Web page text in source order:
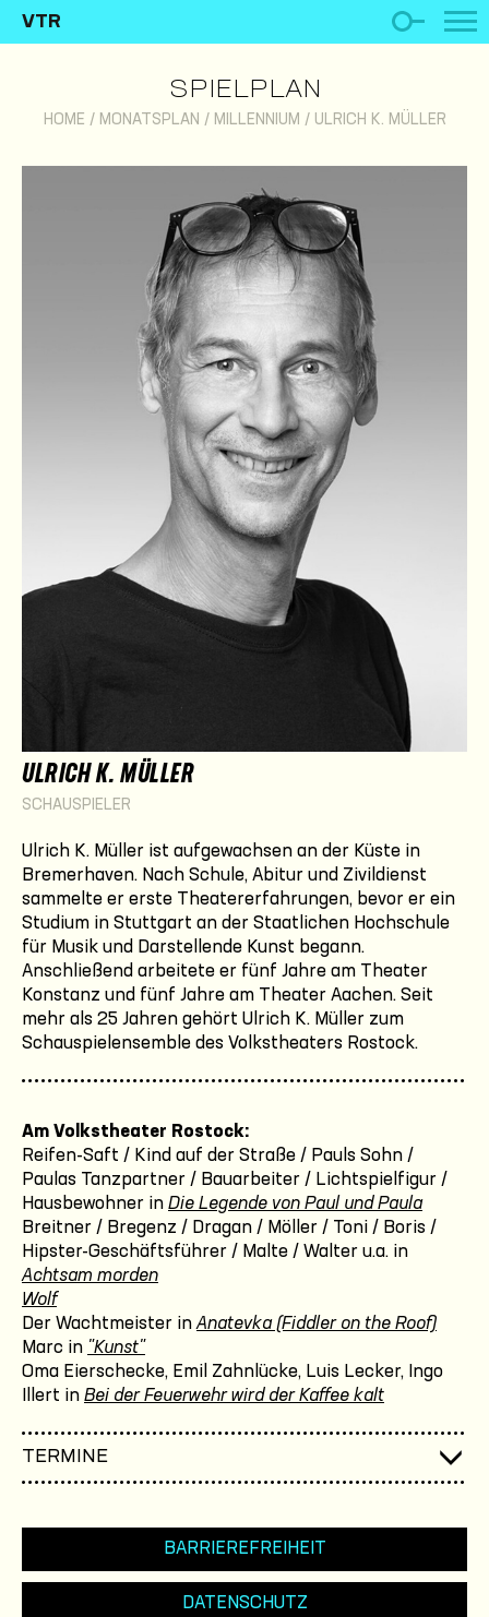
VTR
SPIELPLAN
HOME / MONATSPLAN / MILLENNIUM / ULRICH K. MÜLLER
ULRICH K. MÜLLER
SCHAUSPIELER
Ulrich K. Müller ist aufgewachsen an der Küste in
Bremerhaven. Nach Schule, Abitur und Zivildienst
sammelte er erste Theatererfahrungen, bevor er ein
Studium in Stuttgart an der Staatlichen Hochschule
für Musik und Darstellende Kunst begann.
Anschließend arbeitete er fünf Jahre am Theater
Konstanz und fünf Jahre am Theater Aachen. Seit
mehr als 25 Jahren gehört Ulrich K. Müller zum
Schauspielensemble des Volkstheaters Rostock.
Am Volkstheater Rostock:
Reifen-Saft / Kind auf der Straße / Pauls Sohn /
Paulas Tanzpartner / Bauarbeiter / Lichtspielfigur /
Hausbewohner in Die Legende von Paul und Paula
Breitner / Bregenz / Dragan / Möller / Toni / Boris /
Hipster-Geschäftsführer / Malte / Walter u.a. in
Achtsam morden
Wolf
Der Wachtmeister in Anatevka (Fiddler on the Roof)
Marc in "Kunst"
Oma Eierschecke, Emil Zahnlücke, Luis Lecker, Ingo
Illert in Bei der Feuerwehr wird der Kaffee kalt
TERMINE
BARRIEREFREIHEIT
DATENSCHUTZ